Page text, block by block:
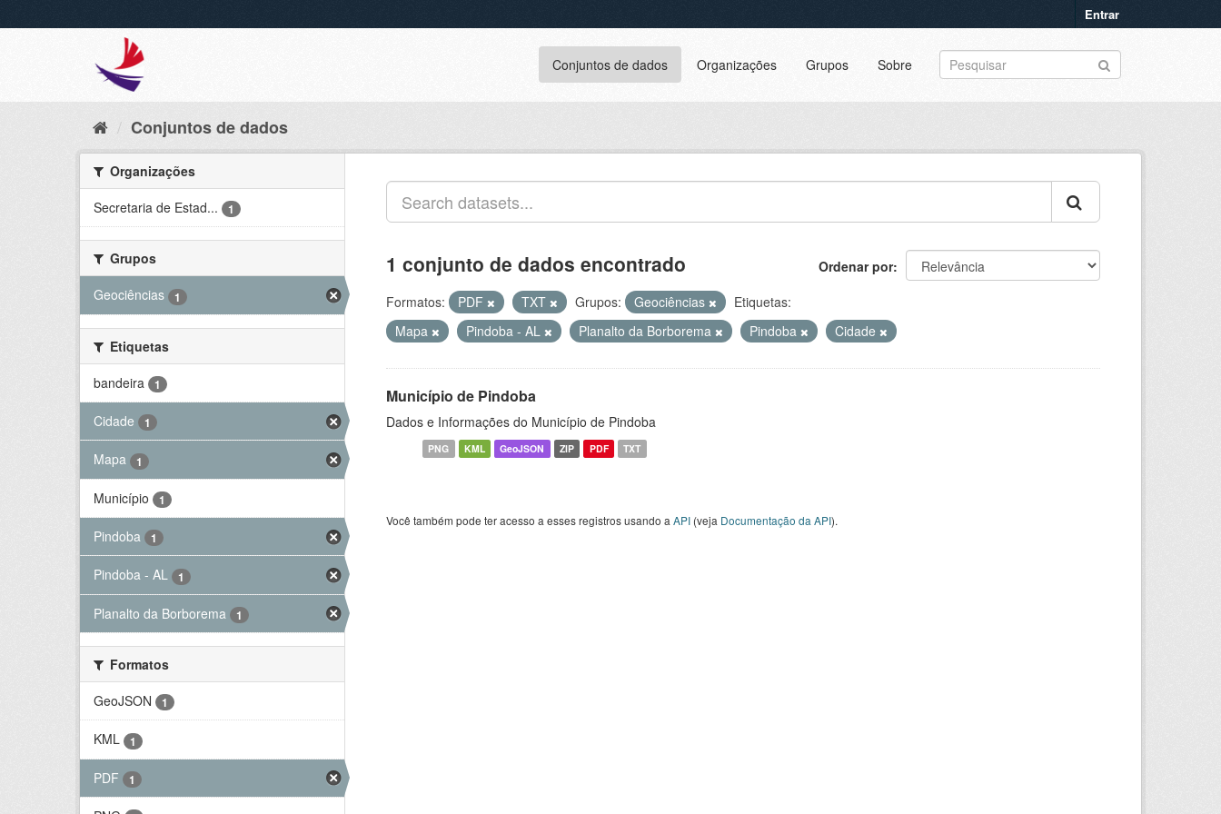
Entrar
Conjuntos de dados Organizações Grupos Sobre
Conjuntos de dados
Organizações
Secretaria de Estad...
1
Grupos
Geociências
1
Etiquetas
bandeira
1
Cidade 1
Mapa 1
Município 1
Pindoba 1
Pindoba - AL 1
Planalto da Borborema 1
Formatos
GeoJSON
1
KML 1
PDF 1
Ordenar por
1 conjunto de dados encontrado
Formatos: PDF TXT Grupos: Geociências
Etiquetas:
Mapa
Pindoba - AL Planalto da Borborema Pindoba Cidade
Município de Pindoba
Dados e Informações do Município de Pindoba
PNG KML GeoJSON ZIP PDF TXT
Você também pode ter acesso a esses registros usando a API (veja Documentação da API).